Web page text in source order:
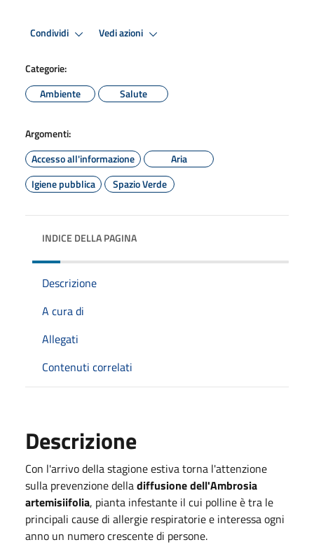
Condividi Vedi azioni
Categorie:
Ambiente
Salute
Argomenti:
Accesso all'informazione
Aria
Igiene pubblica
Spazio Verde
INDICE DELLA PAGINA
Descrizione
A cura di
Allegati
Contenuti correlati
Descrizione
Con l'arrivo della stagione estiva torna l'attenzione
sulla prevenzione delladiffusione dell'Ambrosia
artemisiifolia, pianta infestante il cui polline è tra le
principali cause di allergie respiratorie e interessa ogni
anno un numero crescente di persone.